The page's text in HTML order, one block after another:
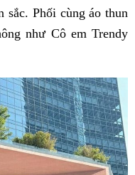
sắc. Phối cùng áo thun
như Cô em Trendy